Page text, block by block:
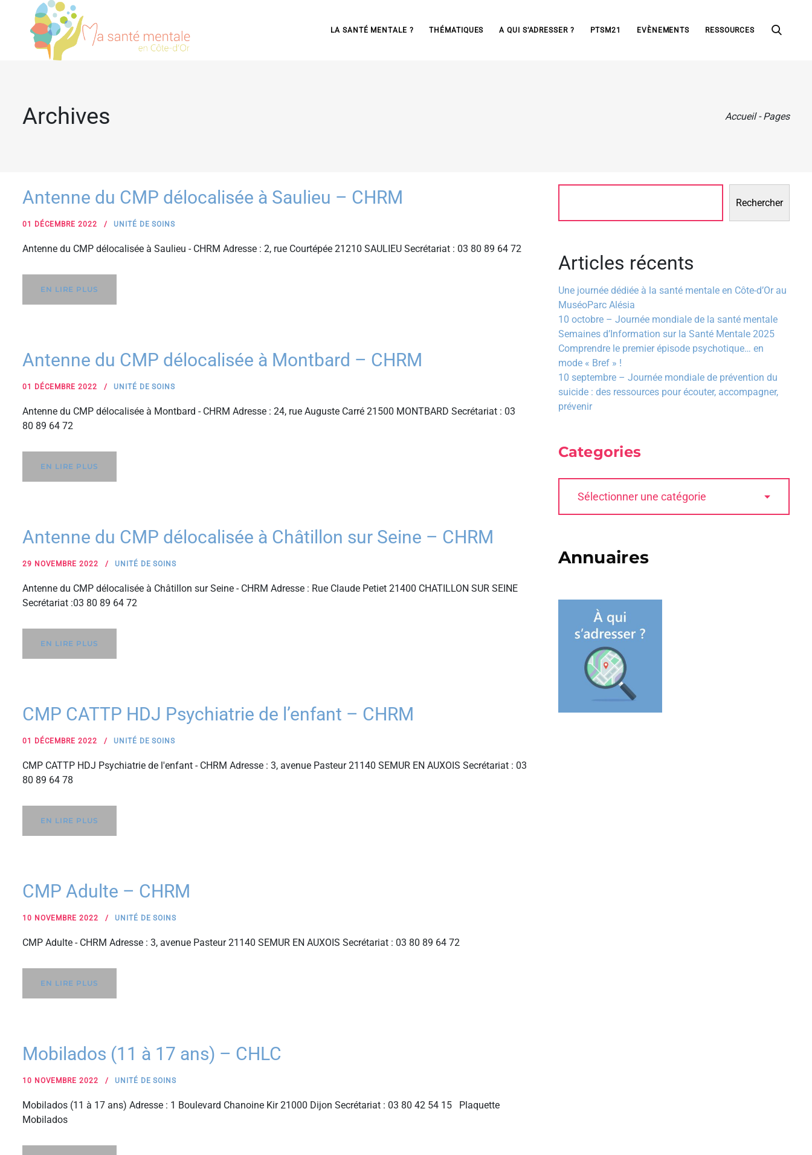
LA SANTÉ MENTALE ? THÉMATIQUES A QUI S’ADRESSER ? PTSM21 EVÈNEMENTS RESSOURCES
Archives Accueil - Pages
Antenne du CMP délocalisée à Saulieu – CHRM
01 DÉCEMBRE 2022 UNITÉ DE SOINS
Antenne du CMP délocalisée à Saulieu - CHRM Adresse : 2, rue Courtépée 21210 SAULIEU Secrétariat : 03 80 89 64 72
EN LIRE PLUS
Antenne du CMP délocalisée à Montbard – CHRM
01 DÉCEMBRE 2022 UNITÉ DE SOINS
Antenne du CMP délocalisée à Montbard - CHRM Adresse : 24, rue Auguste Carré 21500 MONTBARD Secrétariat : 03
80 89 64 72
EN LIRE PLUS
Antenne du CMP délocalisée à Châtillon sur Seine – CHRM
29 NOVEMBRE 2022 UNITÉ DE SOINS
Antenne du CMP délocalisée à Châtillon sur Seine - CHRM Adresse : Rue Claude Petiet 21400 CHATILLON SUR SEINE
Secrétariat :03 80 89 64 72
EN LIRE PLUS
CMP CATTP HDJ Psychiatrie de l’enfant – CHRM
01 DÉCEMBRE 2022 UNITÉ DE SOINS
CMP CATTP HDJ Psychiatrie de l'enfant - CHRM Adresse : 3, avenue Pasteur 21140 SEMUR EN AUXOIS Secrétariat : 03
80 89 64 78
EN LIRE PLUS
CMP Adulte – CHRM
10 NOVEMBRE 2022 UNITÉ DE SOINS
CMP Adulte - CHRM Adresse : 3, avenue Pasteur 21140 SEMUR EN AUXOIS Secrétariat : 03 80 89 64 72
EN LIRE PLUS
Mobilados (11 à 17 ans) – CHLC
10 NOVEMBRE 2022 UNITÉ DE SOINS
Mobilados (11 à 17 ans) Adresse : 1 Boulevard Chanoine Kir 21000 Dijon Secrétariat : 03 80 42 54 15 Plaquette
Mobilados
Rechercher
Articles récents
Une journée dédiée à la santé mentale en Côte-d’Or au
MuséoParc Alésia
10 octobre – Journée mondiale de la santé mentale
Semaines d’Information sur la Santé Mentale 2025
Comprendre le premier épisode psychotique… en
mode « Bref » !
10 septembre – Journée mondiale de prévention du
suicide : des ressources pour écouter, accompagner,
prévenir
Categories
Annuaires